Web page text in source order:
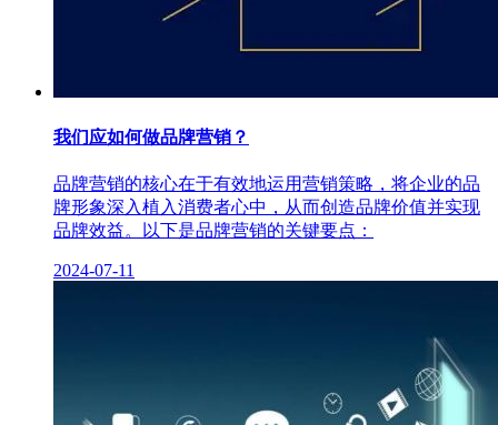
我们应如何做品牌营销？
品牌营销的核心在于有效地运用营销策略，将企业的品
牌形象深入植入消费者心中，从而创造品牌价值并实现
品牌效益。以下是品牌营销的关键要点：
2024-07-11